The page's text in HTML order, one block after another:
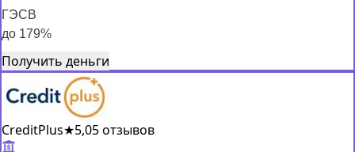
ГЭСВ
до 179%
Получить деньги
CreditPlus★5,05 отзывов